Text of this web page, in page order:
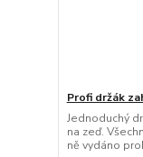
Profi držák
Jednoduchý
na zeď.
ně vydáno